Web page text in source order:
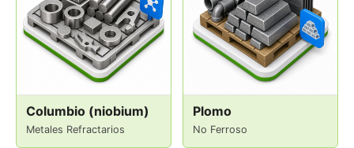
Columbio (niobium)
Metales Refractarios
Plomo
No Ferroso